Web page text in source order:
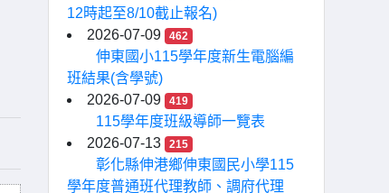
12時起至8/10截止報名)
2026-07-09
462
伸東國小115學年度新生電腦編
班結果(含學號)
2026-07-09
419
115學年度班級導師一覽表
2026-07-13
215
彰化縣伸港鄉伸東國民小學115
學年度普通班代理教師、調府代理